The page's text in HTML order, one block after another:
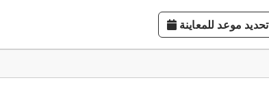
تحديد موعد للمعاينة